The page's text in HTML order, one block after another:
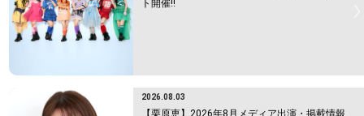
ト開催!!
2026.08.03
【栗原恵】2026年8月メディア出演・掲載情報